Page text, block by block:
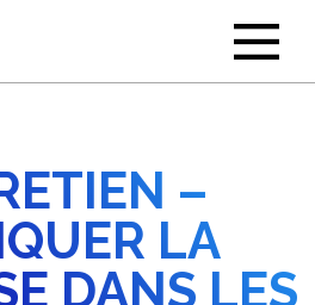
–
LA
DANS LES